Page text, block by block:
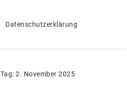
Datenschutzerklärung
Tag: 2. November 2025